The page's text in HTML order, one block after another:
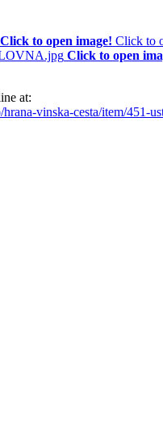
Click to open image! Click to
Click to open
at:
vinska-cesta/item/451-